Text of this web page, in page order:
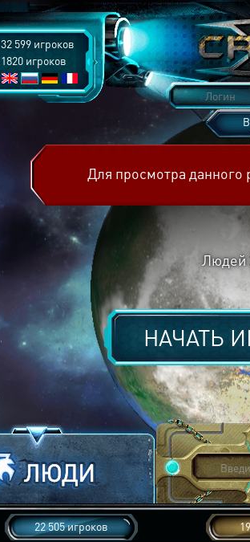
32 599 игроков
1820 игроков
Для просмотра данного
Людей
НАЧАТЬ
22 505 игроков